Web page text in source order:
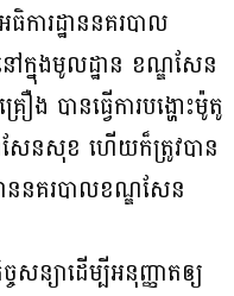
ារដ្ឋាននគរបាល
ៅក្នុងមូលដ្ឋាន ខណ្ឌសែន
បានធ្វេីការបង្ហោះម៉ូតូ
សែនសុខ ហេីយក៏ត្រូវបាន
ននគរបាលខណ្ឌសែន
ន្យាដើម្បីអនុញ្ញាតឲ្យ